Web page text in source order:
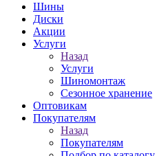
Шины
Диски
Акции
Услуги
Назад
Услуги
Шиномонтаж
Сезонное хранение
Оптовикам
Покупателям
Назад
Покупателям